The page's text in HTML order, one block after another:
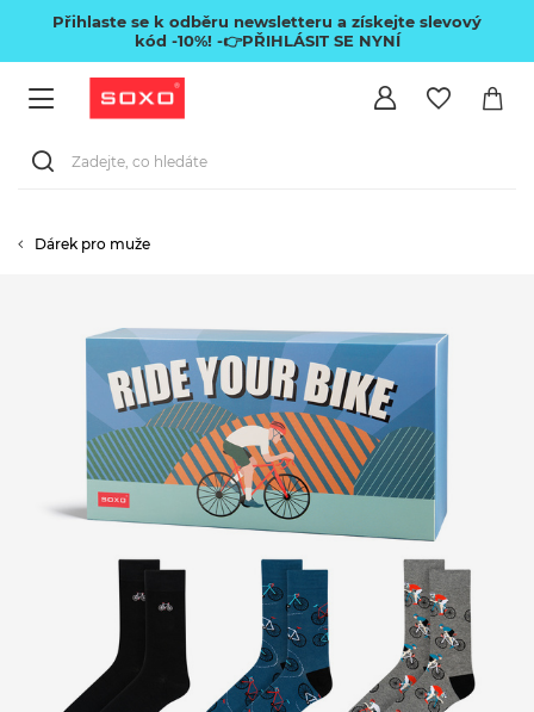
Přihlaste se k odběru newsletteru a získejte slevový
kód -10%! -👉PŘIHLÁSIT SE NYNÍ
Dárek pro muže